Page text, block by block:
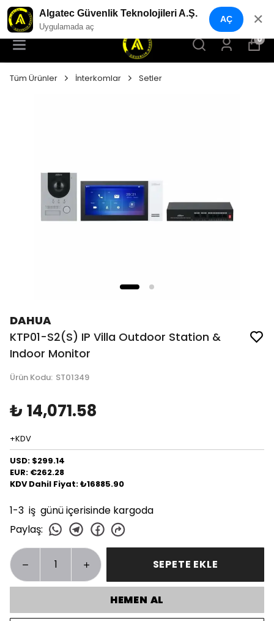
YENI NESIL GÜVENLIK GEÇIŞ SISTEMLERI
0
Tüm Ürünler İnterkomlar Setler
DAHUA
KTP01-S2(S) IP Villa Outdoor Station &
Indoor Monitor
Ürün Kodu: ST01349
₺ 14,071.58
+KDV
USD: $299.14
EUR: €262.28
KDV Dahil Fiyat: ₺16885.90
1-3 iş günü içerisinde kargoda
Paylaş:
SEPETE EKLE
HEMEN AL
Algatec Güvenlik Teknolojileri A.Ş.
Uygulamada aç
AÇ ✕